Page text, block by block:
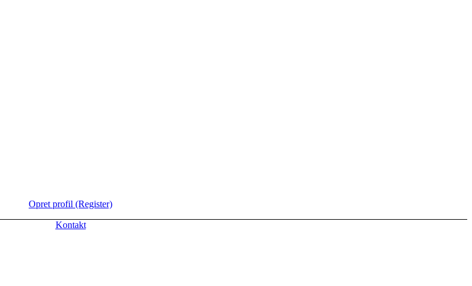
Opret profil (Register)
Kontakt